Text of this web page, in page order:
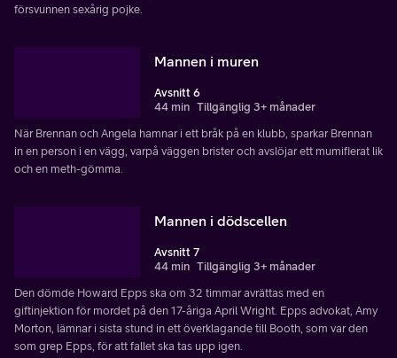
försvunnen sexårig pojke.
Mannen i muren
Avsnitt 6
44 min Tillgänglig 3+ månader
När Brennan och Angela hamnar i ett bråk på en klubb, sparkar Brennan
in en person i en vägg, varpå väggen brister och avslöjar ett mumifierat lik
och en meth-gömma.
Mannen i dödscellen
Avsnitt 7
44 min Tillgänglig 3+ månader
Den dömde Howard Epps ska om 32 timmar avrättas med en
giftinjektion för mordet på den 17-åriga April Wright. Epps advokat, Amy
Morton, lämnar i sista stund in ett överklagande till Booth, som var den
som grep Epps, för att fallet ska tas upp igen.